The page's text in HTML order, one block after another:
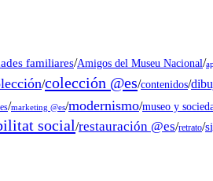
familiares/Amigos del Museu Nacional/
/colección @es/contenidos/
/marketing @es/modernismo/museo y
social/restauración @es/retrato/